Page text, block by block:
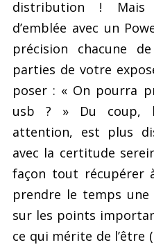
distribution ! Mais
d’emblée avec un
précision chacune
parties de votre
poser : « On pourra
usb ? » Du coup,
attention, est plus
avec la certitude
façon tout récupérer
prendre le temps
sur les points
ce qui mérite de l’être